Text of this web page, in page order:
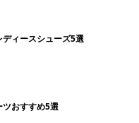
ィースシューズ5選
ツおすすめ5選